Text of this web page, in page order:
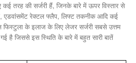
तरह की सर्जरी हैं, जिनके बारे में ऊपर विस्तार से
एडवांसमेंट रेक्टल फ्लैप, लिफ्ट तकनीक आदि कई
के इलाज के लिए लेजर सर्जरी सबसे उत्तम
है जिससे इस स्थिति के बारे में बहुत सारी बातें